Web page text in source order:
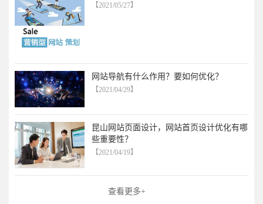
【2021/05/27】
网站导航有什么作用？要如何优化？
【2021/04/29】
昆山网站页面设计，网站首页设计优化有哪
些重要性？
【2021/04/19】
查看更多+